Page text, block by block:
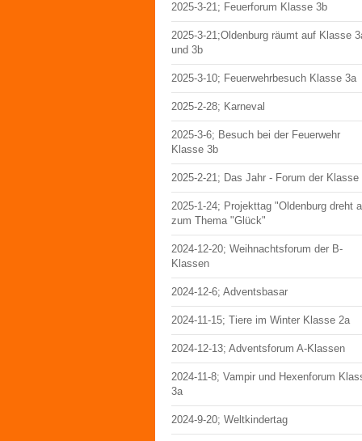
2025-3-21; Feuerforum Klasse 3b
2025-3-21;Oldenburg räumt auf Klasse
und 3b
2025-3-10; Feuerwehrbesuch Klasse 3a
2025-2-28; Karneval
2025-3-6; Besuch bei der Feuerwehr
Klasse 3b
2025-2-21; Das Jahr - Forum der Klasse
2025-1-24; Projekttag "Oldenburg dreht
zum Thema "Glück"
2024-12-20; Weihnachtsforum der B-
Klassen
2024-12-6; Adventsbasar
2024-11-15; Tiere im Winter Klasse 2a
2024-12-13; Adventsforum A-Klassen
2024-11-8; Vampir und Hexenforum
3a
2024-9-20; Weltkindertag